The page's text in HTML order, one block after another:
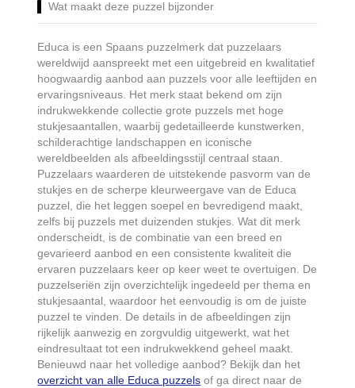
Wat maakt deze puzzel bijzonder
Educa is een Spaans puzzelmerk dat puzzelaars
wereldwijd aanspreekt met een uitgebreid en kwalitatief
hoogwaardig aanbod aan puzzels voor alle leeftijden en
ervaringsniveaus. Het merk staat bekend om zijn
indrukwekkende collectie grote puzzels met hoge
stukjesaantallen, waarbij gedetailleerde kunstwerken,
schilderachtige landschappen en iconische
wereldbeelden als afbeeldingsstijl centraal staan.
Puzzelaars waarderen de uitstekende pasvorm van de
stukjes en de scherpe kleurweergave van de Educa
puzzel, die het leggen soepel en bevredigend maakt,
zelfs bij puzzels met duizenden stukjes. Wat dit merk
onderscheidt, is de combinatie van een breed en
gevarieerd aanbod en een consistente kwaliteit die
ervaren puzzelaars keer op keer weet te overtuigen. De
puzzelseriën zijn overzichtelijk ingedeeld per thema en
stukjesaantal, waardoor het eenvoudig is om de juiste
puzzel te vinden. De details in de afbeeldingen zijn
rijkelijk aanwezig en zorgvuldig uitgewerkt, wat het
eindresultaat tot een indrukwekkend geheel maakt.
Benieuwd naar het volledige aanbod? Bekijk dan het
overzicht van alle Educa puzzels of ga direct naar de